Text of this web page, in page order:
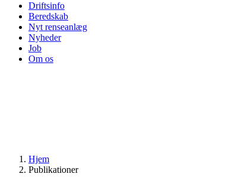
Driftsinfo
Beredskab
Nyt renseanlæg
Nyheder
Job
Om os
Hjem
Publikationer